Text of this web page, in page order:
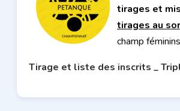
tirages et
tirages au
champ
Tirage et liste des inscrits _